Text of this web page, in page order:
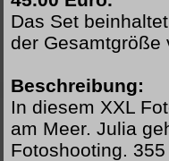
Das Set
der Gesamtgröße
Beschreibung:
In diesem XXL
am Meer. Julia
Fotoshooting.